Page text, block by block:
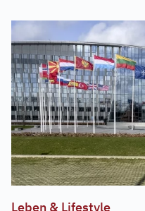
Leben & Lifestyle